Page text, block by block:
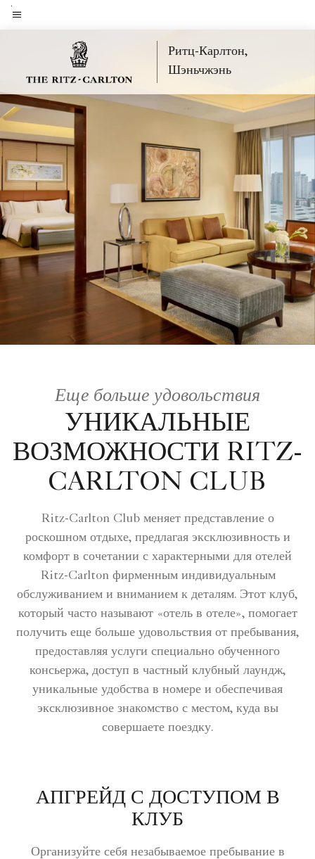
Skip
to
Текст меню
Ритц-Карлтон,
Шэньчжэнь
Еще больше удовольствия
УНИКАЛЬНЫЕ
ВОЗМОЖНОСТИ RITZ-
CARLTON CLUB
Ritz-Carlton Club меняет представление о
роскошном отдыхе, предлагая эксклюзивность и
комфорт в сочетании с характерными для отелей
Ritz-Carlton фирменным индивидуальным
обслуживанием и вниманием к деталям. Этот клуб,
который часто называют «отель в отеле», помогает
получить еще больше удовольствия от пребывания,
предоставляя услуги специально обученного
консьержа, доступ в частный клубный лаундж,
уникальные удобства в номере и обеспечивая
эксклюзивное знакомство с местом, куда вы
совершаете поездку.
АПГРЕЙД С ДОСТУПОМ В
КЛУБ
Организуйте себя незабываемое пребывание в